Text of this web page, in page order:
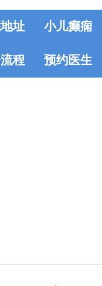
址 小儿癫痫
程 预约医生